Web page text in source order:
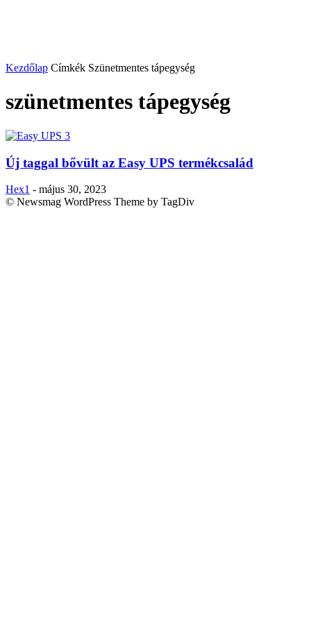
Kezdőlap Címkék Szünetmentes tápegység
szünetmentes tápegység
Új taggal bővült az Easy UPS termékcsalád
Hex1 - május 30, 2023
© Newsmag WordPress Theme by TagDiv